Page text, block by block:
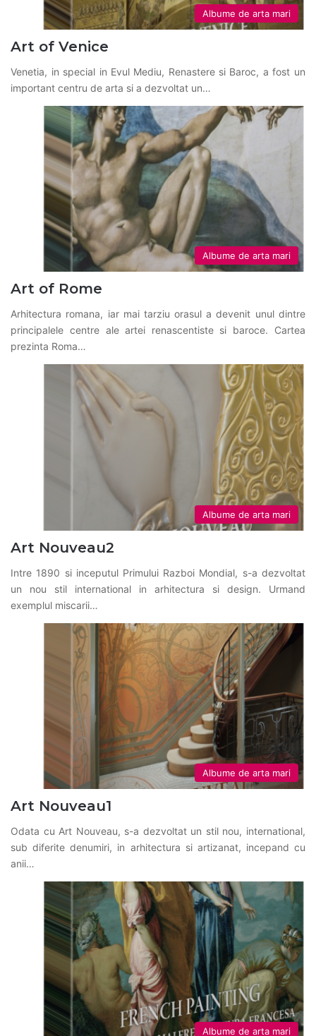
Albume de arta mari
Art of Venice
Venetia, in special in Evul Mediu, Renastere si Baroc, a fost un
important centru de arta si a dezvoltat un…
Albume de arta mari
Art of Rome
Arhitectura romana, iar mai tarziu orasul a devenit unul dintre
principalele centre ale artei renascentiste si baroce. Cartea
prezinta Roma…
Albume de arta mari
Art Nouveau2
Intre 1890 si inceputul Primului Razboi Mondial, s-a dezvoltat
un nou stil international in arhitectura si design. Urmand
exemplul miscarii…
Albume de arta mari
Art Nouveau1
Odata cu Art Nouveau, s-a dezvoltat un stil nou, international,
sub diferite denumiri, in arhitectura si artizanat, incepand cu
anii…
Albume de arta mari